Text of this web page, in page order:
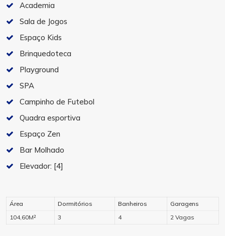
Academia
Sala de Jogos
Espaço Kids
Brinquedoteca
Playground
SPA
Campinho de Futebol
Quadra esportiva
Espaço Zen
Bar Molhado
Elevador: [4]
Área Dormitórios Banheiros
Garagens
104,60M²
3 4 2 Vagas